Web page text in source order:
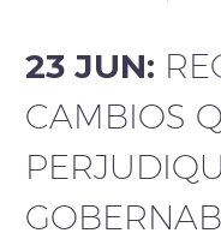
23 JUN:
CAMBIOS